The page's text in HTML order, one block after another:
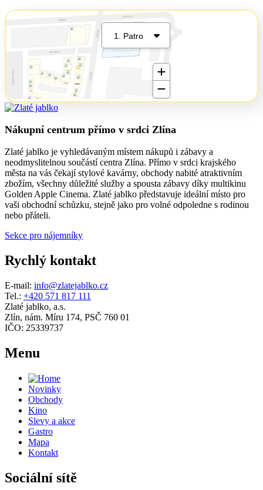
Nákupní centrum přímo v srdci Zlína
Zlaté jablko je vyhledávaným místem nákupů i zábavy a
neodmyslitelnou součástí centra Zlína. Přímo v srdci krajského
města na vás čekají stylové kavárny, obchody nabité atraktivním
zbožím, všechny důležité služby a spousta zábavy díky multikinu
Golden Apple Cinema. Zlaté jablko představuje ideální místo pro
vaši obchodní schůzku, stejně jako pro volné odpoledne s rodinou
nebo přáteli.
Sekce pro nájemníky
Rychlý kontakt
E-mail: info@zlatejablko.cz
Tel.: +420 571 817 111
Zlaté jablko, a.s.
Zlín, nám. Míru 174, PSČ 760 01
IČO: 25339737
Menu
Novinky
Obchody
Kino
Slevy a akce
Gastro
Mapa
Kontakt
Sociální sítě